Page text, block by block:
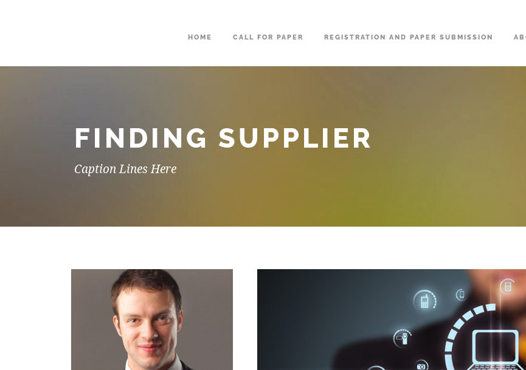
HOME CALL FOR PAPER REGISTRATION AND PAPER SUBMISSION
FINDING SUPPLIER
Caption Lines Here